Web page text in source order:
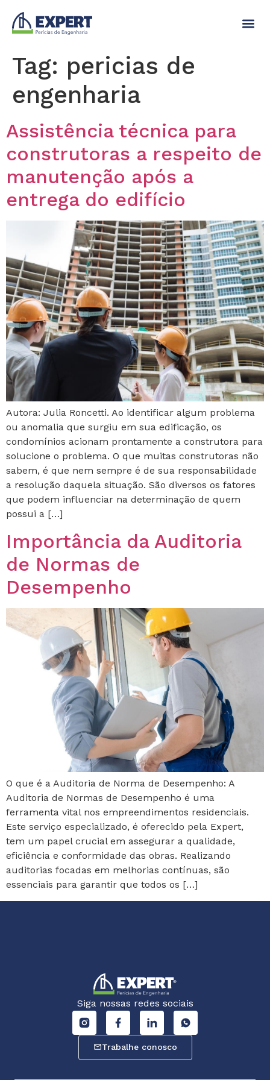
Tag: pericias de
engenharia
Assistência técnica para
construtoras a respeito de
manutenção após a
entrega do edifício
Autora: Julia Roncetti. Ao identificar algum problema
ou anomalia que surgiu em sua edificação, os
condomínios acionam prontamente a construtora para
solucione o problema. O que muitas construtoras não
sabem, é que nem sempre é de sua responsabilidade
a resolução daquela situação. São diversos os fatores
que podem influenciar na determinação de quem
possui a […]
Importância da Auditoria
de Normas de
Desempenho
O que é a Auditoria de Norma de Desempenho: A
Auditoria de Normas de Desempenho é uma
ferramenta vital nos empreendimentos residenciais.
Este serviço especializado, é oferecido pela Expert,
tem um papel crucial em assegurar a qualidade,
eficiência e conformidade das obras. Realizando
auditorias focadas em melhorias contínuas, são
essenciais para garantir que todos os […]
Siga nossas redes sociais
Trabalhe conosco